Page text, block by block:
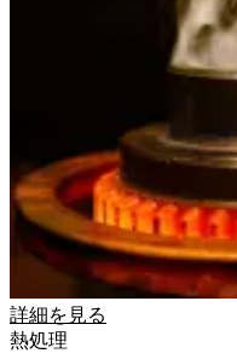
詳細を見る
熱処理